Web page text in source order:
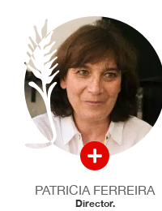
PATRICIA FERREIRA
Director.